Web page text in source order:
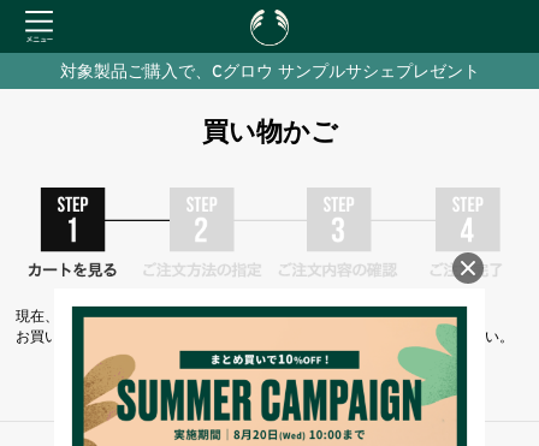
対象製品ご購入で、Cグロウ サンプルサシェプレゼント
買い物かご
現在、カートには商品が入っておりません。
お買い物を続けるには下の 「お買い物を続ける」 をクリックしてください。
お買い物を続ける
※ご注文手続き中の通信は、SSLによりすべて暗号化されます。